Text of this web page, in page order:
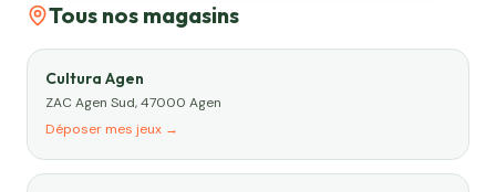
Tous nos magasins
Cultura Agen
ZAC Agen Sud, 47000 Agen
Déposer mes jeux →